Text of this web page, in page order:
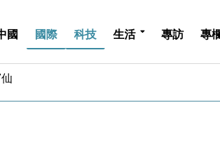
國 國際 科技 生活 專訪 專